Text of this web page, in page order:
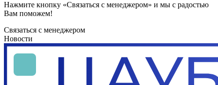
Нажмите кнопку «Связаться с менеджером» и мы с радостью
Вам поможем!
Связаться с менеджером
Новости